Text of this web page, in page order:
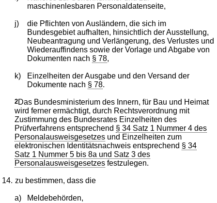
maschinenlesbaren Personaldatenseite,
j)
die Pflichten von Ausländern, die sich im
Bundesgebiet aufhalten, hinsichtlich der Ausstellung,
Neubeantragung und Verlängerung, des Verlustes und
Wiederauffindens sowie der Vorlage und Abgabe von
Dokumenten nach § 78,
k)
Einzelheiten der Ausgabe und den Versand der
Dokumente nach § 78.
2Das Bundesministerium des Innern, für Bau und Heimat
wird ferner ermächtigt, durch Rechtsverordnung mit
Zustimmung des Bundesrates Einzelheiten des
Prüfverfahrens entsprechend § 34 Satz 1 Nummer 4 des
Personalausweisgesetzes und Einzelheiten zum
elektronischen Identitätsnachweis entsprechend § 34
Satz 1 Nummer 5 bis 8a und Satz 3 des
Personalausweisgesetzes festzulegen.
14. zu bestimmen, dass die
a) Meldebehörden,